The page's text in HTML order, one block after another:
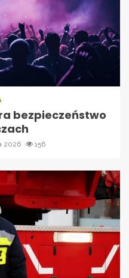
bezpieczeństwo
2026 156